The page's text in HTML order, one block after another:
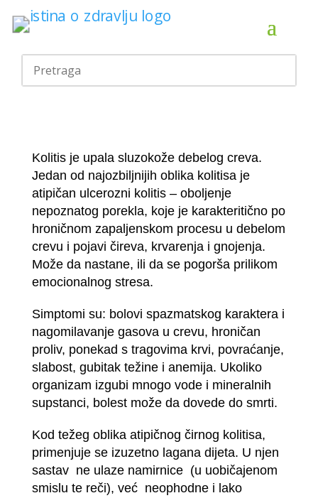
Kolitis je upala sluzokože debelog creva.
Jedan od najozbiljnijih oblika kolitisa je
atipičan ulcerozni kolitis – oboljenje
nepoznatog porekla, koje je karakteritično po
hroničnom zapaljenskom procesu u debelom
crevu i pojavi čireva, krvarenja i gnojenja.
Može da nastane, ili da se pogorša prilikom
emocionalnog stresa.
Simptomi su: bolovi spazmatskog karaktera i
nagomilavanje gasova u crevu, hroničan
proliv, ponekad s tragovima krvi, povraćanje,
slabost, gubitak težine i anemija. Ukoliko
organizam izgubi mnogo vode i mineralnih
supstanci, bolest može da dovede do smrti.
Kod težeg oblika atipičnog čirnog kolitisa,
primenjuje se izuzetno lagana dijeta. U njen
sastav ne ulaze namirnice (u uobičajenom
smislu te reči), već neophodne i lako